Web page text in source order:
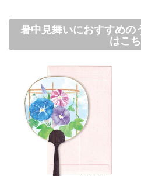
暑中見舞いにおすすめの
はこ